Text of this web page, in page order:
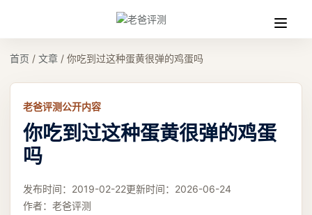
收
缩
首页 / 文章 / 你吃到过这种蛋黄很弹的鸡蛋吗
老爸评测公开内容
你吃到过这种蛋黄很弹的鸡蛋
吗
发布时间： 2019-02-22更新时间： 2026-06-24
作者： 老爸评测